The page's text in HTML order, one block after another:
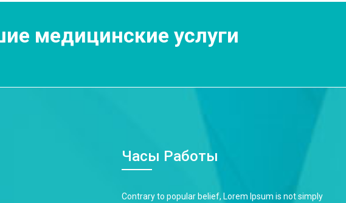
медицинские услуги
Часы Работы
Contrary to popular belief, Lorem Ipsum is not simply